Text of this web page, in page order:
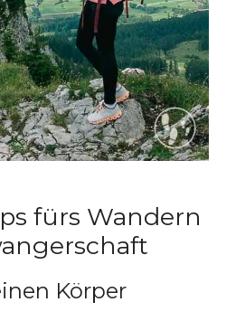
fürs Wandern
Körper